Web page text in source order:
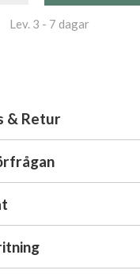
3 - 7 dagar
& Retur